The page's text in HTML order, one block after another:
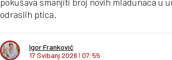
odraslih ptica.
Igor Franković
17 Svibanj 2026 I 07:55